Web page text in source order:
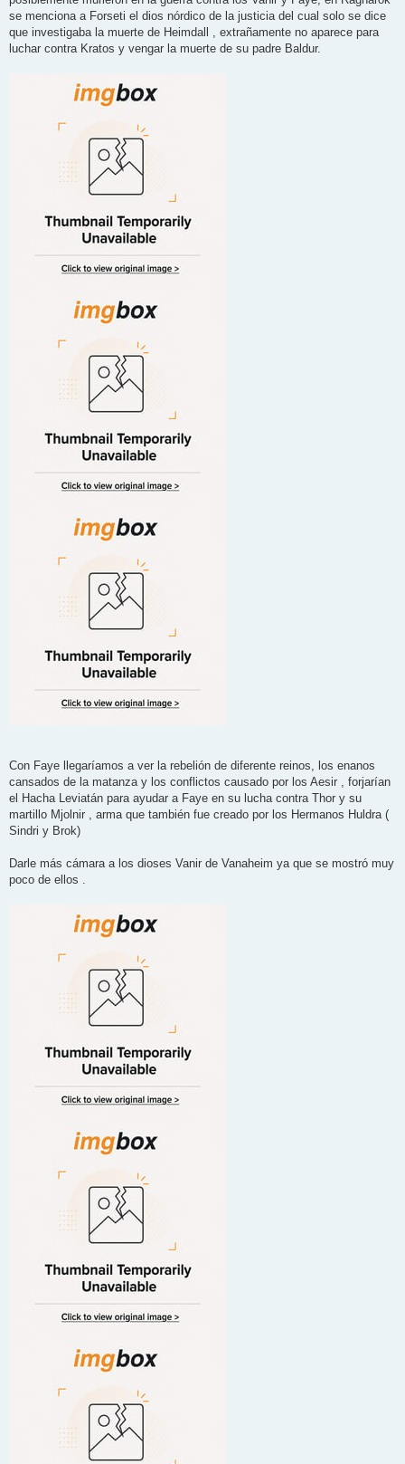
se menciona a Forseti el dios nórdico de la justicia del cual solo se dice
que investigaba la muerte de Heimdall , extrañamente no aparece para
luchar contra Kratos y vengar la muerte de su padre Baldur.
Con Faye llegaríamos a ver la rebelión de diferente reinos, los enanos
cansados de la matanza y los conflictos causado por los Aesir , forjarían
el Hacha Leviatán para ayudar a Faye en su lucha contra Thor y su
martillo Mjolnir , arma que también fue creado por los Hermanos Huldra (
Sindri y Brok)
Darle más cámara a los dioses Vanir de Vanaheim ya que se mostró muy
poco de ellos .